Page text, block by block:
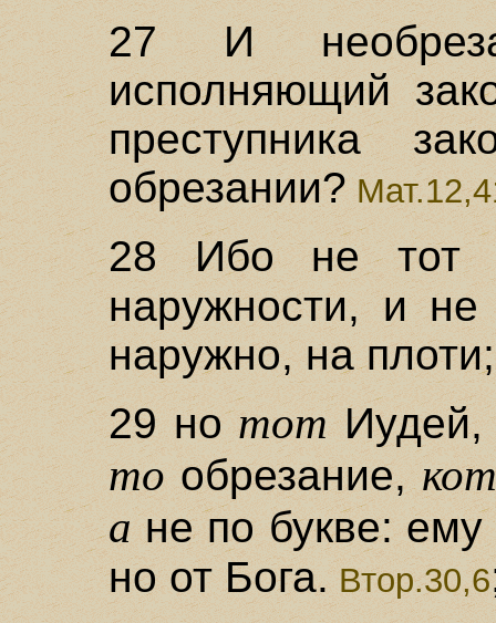
27 И
исполняющий
преступника
обрезании?
28 Ибо не тот
наружности, и не
наружно, на плоти;
29 нототИудей,
то обрезание,
ане по букве:
но от Бога.Втор.30,6